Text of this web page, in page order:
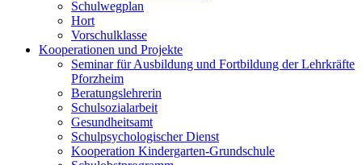
Schulwegplan
Hort
Vorschulklasse
Kooperationen und Projekte
Seminar für Ausbildung und Fortbildung der Lehrkräfte
Pforzheim
Beratungslehrerin
Schulsozialarbeit
Gesundheitsamt
Schulpsychologischer Dienst
Kooperation Kindergarten-Grundschule